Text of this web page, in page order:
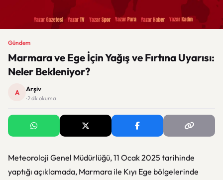
Gündem
Marmara ve Ege İçin Yağış ve Fırtına Uyarısı:
Neler Bekleniyor?
A Arşiv
· 2 dk okuma
Meteoroloji Genel Müdürlüğü, 11 Ocak 2025 tarihinde
yaptığı açıklamada, Marmara ile Kıyı Ege bölgelerinde